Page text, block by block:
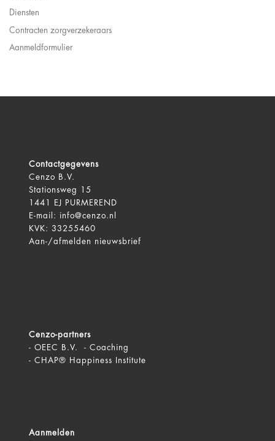
Diensten
Contracten zorgverzekeraars
Aanmeldformulier
Contactgegevens
Cenzo B.V.
Stationsweg 15
1441 EJ PURMEREND
E-mail:
info@cenzo.nl
KVK: 33255460
Aan-/afmelden
nieuwsbrief
Cenzo-partners
- OEEC B.V. - Coaching
- CHAP® Happiness Institute
Aanmelden